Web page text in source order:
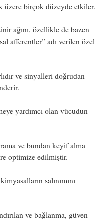
birçok düzeyde etkiler.
ağını, özellikle de bazen
afferentler” adı verilen özel
ve sinyalleri doğrudan
yardımcı olan vücudun
ve bundan keyif alma
optimize edilmiştir.
salınımını
ve bağlanma, güven